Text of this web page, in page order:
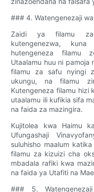
### 4. Watengenezaji
Zaidi ya filamu za
kutengenezwa, kuna
hutengeneza filamu
Utaalamu huu ni pamoja
filamu za safu nyingi
ukungu, na filamu
Kutengeneza filamu hizi
utaalamu ili kufikia sifa
na faida za mazingira.
Kujitolea kwa Haimu
Ufungashaji
suluhisho maalum
filamu za kizuizi cha
mbadala rafiki kwa
na faida ya Utafiti na
### 5.